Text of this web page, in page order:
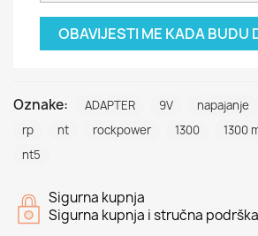
OBAVIJESTI ME KADA BUDU
Oznake: ADAPTER 9V napajanje
rp
nt rockpower 1300 1300
nt5
Sigurna kupnja
Sigurna kupnja i stručna podrška